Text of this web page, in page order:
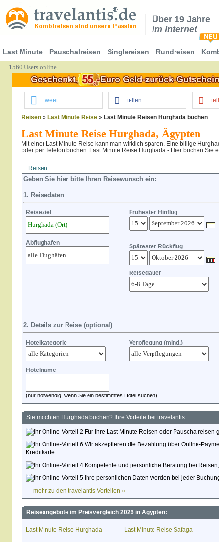
Über 19 Jahre
im Internet
Last Minute Pauschalreisen Singlereisen Rundreisen
1560 Users online
tweet teilen
Reisen » Last Minute Reise » Last Minute Reisen Hurghada buchen
Last Minute Reise Hurghada, Ägypten
Mit einer Last Minute Reise kann man wirklich sparen. Eine billige
oder per Telefon buchen. Last Minute Reise Hurghada - Hier buchen Sie
Reisen
Geben Sie hier bitte Ihren Reisewunsch ein:
1. Reisedaten
Reiseziel Frühester Hinflug
Abflughafen
Spätester Rückflug
Reisedauer
2. Details zur Reise (optional)
Hotelkategorie Verpflegung (mind.)
Hotelname
(nur notwendig, wenn Sie ein bestimmtes Hotel suchen)
Sie möchten Hurghada buchen? Ihre Vorteile bei travelantis
Für Ihre Last Minute Reisen oder Pauschalreisen
Wir akzeptieren die Bezahlung über Online-
Kreditkarte.
Kompetente und persönliche Beratung bei
Ihre persönlichen Daten werden bei jeder
mehr zu den travelantis Vorteilen »
Reiseangebote im Preisvergleich 2026 in Ägypten:
Last Minute Reise Hurghada Last Minute Reise Safaga